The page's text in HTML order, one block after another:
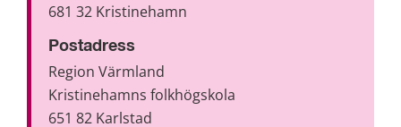
681 32 Kristinehamn
Postadress
Region Värmland
Kristinehamns folkhögskola
651 82 Karlstad